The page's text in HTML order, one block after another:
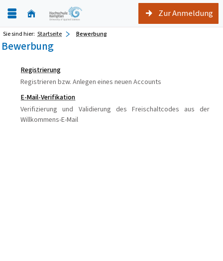
Zur Anmeldung
Sie sind hier: Startseite Bewerbung
Bewerbung
Registrierung
Registrieren bzw. Anlegen eines neuen Accounts
E-Mail-Verifikation
Verifizierung und Validierung des Freischaltcodes aus der
Willkommens-E-Mail